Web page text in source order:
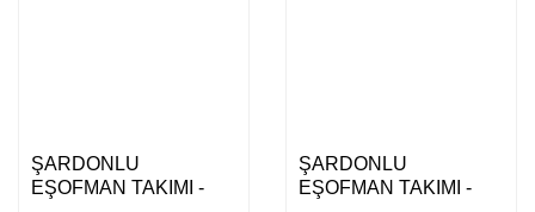
ŞARDONLU
EŞOFMAN TAKIMI -
ŞARDONLU
EŞOFMAN TAKIMI -